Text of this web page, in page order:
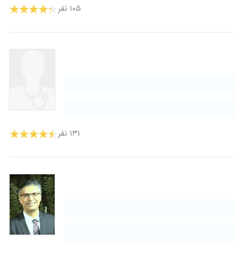
۱۰۵ نفر
۱۳۱ نفر